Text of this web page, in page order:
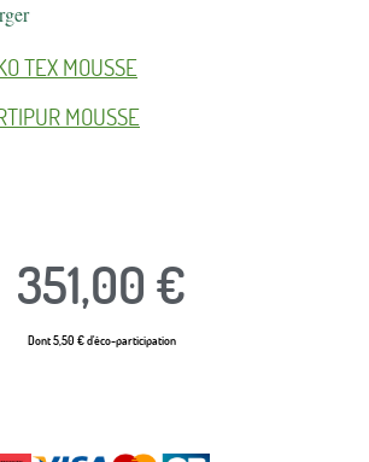
TEX MOUSSE
MOUSSE
351,00 €
Dont 5,50 € d'éco-participation